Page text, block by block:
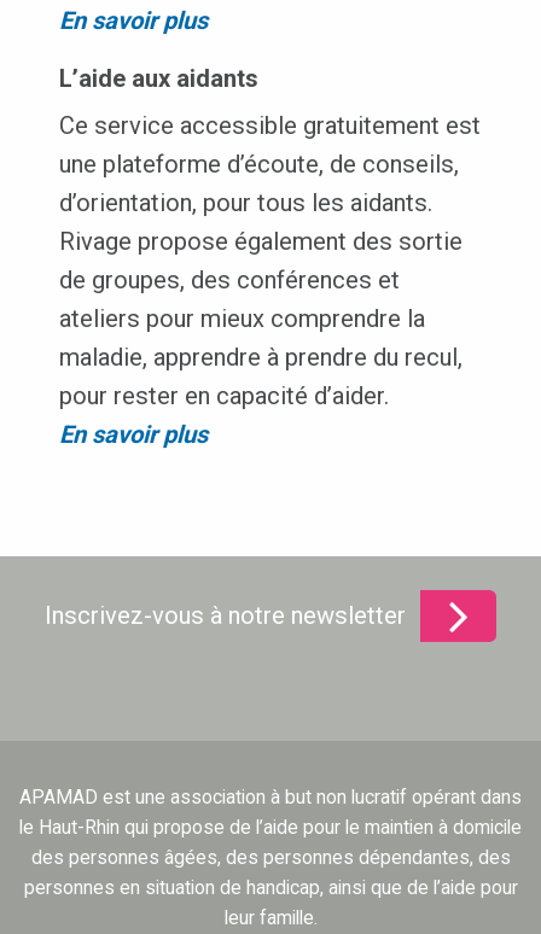
En savoir plus
L’aide aux aidants
Ce service accessible gratuitement est
une plateforme d’écoute, de conseils,
d’orientation, pour tous les aidants.
Rivage propose également des sortie
de groupes, des conférences et
ateliers pour mieux comprendre la
maladie, apprendre à prendre du recul,
pour rester en capacité d’aider.
En savoir plus
Inscrivez-vous à notre newsletter
APAMAD est une association à but non lucratif opérant dans
le Haut-Rhin qui propose de l’aide pour le maintien à domicile
des personnes âgées, des personnes dépendantes, des
personnes en situation de handicap, ainsi que de l’aide pour
leur famille.